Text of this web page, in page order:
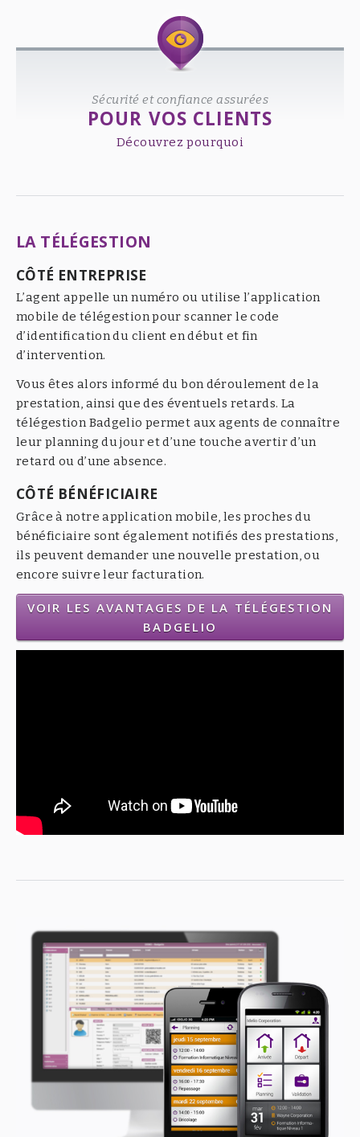
Sécurité et confiance assurées
POUR VOS CLIENTS
Découvrez pourquoi
LA TÉLÉGESTION
CÔTÉ ENTREPRISE
L’agent appelle un numéro ou utilise l’application
mobile de télégestion pour scanner le code
d’identification du client en début et fin
d’intervention.
Vous êtes alors informé du bon déroulement de la
prestation, ainsi que des éventuels retards. La
télégestion Badgelio permet aux agents de connaître
leur planning du jour et d’une touche avertir d’un
retard ou d’une absence.
CÔTÉ BÉNÉFICIAIRE
Grâce à notre application mobile, les proches du
bénéficiaire sont également notifiés des prestations,
ils peuvent demander une nouvelle prestation, ou
encore suivre leur facturation.
VOIR LES AVANTAGES DE LA TÉLÉGESTION
BADGELIO